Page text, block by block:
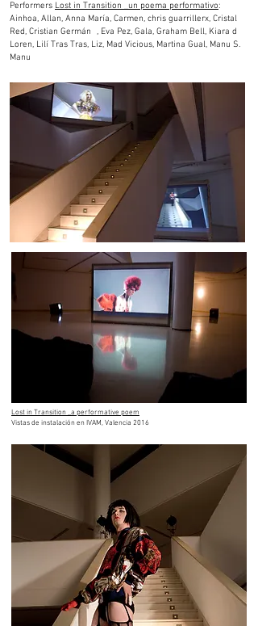
Performers Lost in Transition _un poema performativo:
Ainhoa, Allan, Anna María, Carmen, chris guarrillerx, Cristal
Red, Cristian Germán , Eva Pez, Gala, Graham Bell, Kiara d
Loren, Lilí Tras Tras, Liz, Mad Vicious, Martina Gual, Manu S.
Manu
Lost in Transition _a performative poem
Vistas de instalación en IVAM, Valencia 2016